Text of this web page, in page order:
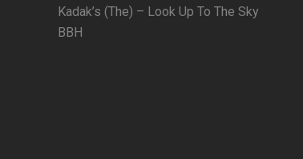
Kadak’s (The) – Look Up To The Sky
BBH